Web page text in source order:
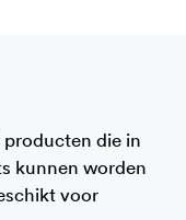
producten die in
kunnen worden
voor